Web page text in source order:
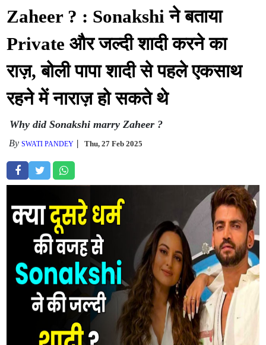
Zaheer ? : Sonakshi ने बताया
Private और जल्दी शादी करने का
राज़, बोली पापा शादी से पहले एकसाथ
रहने में नाराज़ हो सकते थे
Why did Sonakshi marry Zaheer ?
BySWATI PANDEY Thu, 27 Feb 2025